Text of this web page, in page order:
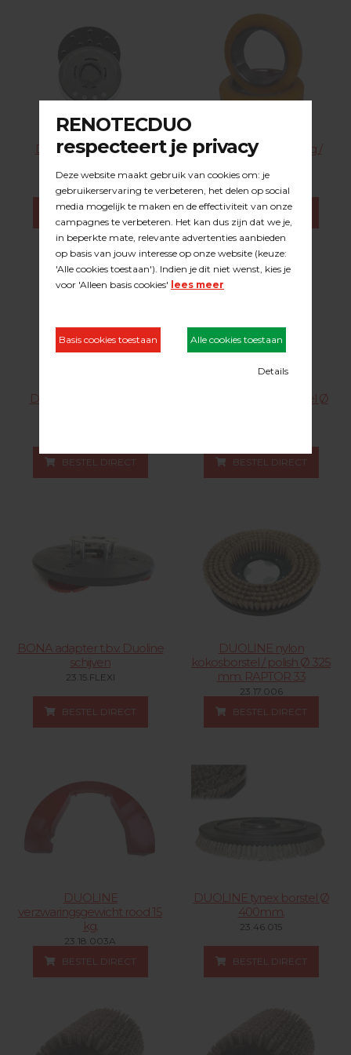
DUOLINE steunschijf
23.06.212
BESTEL DIRECT
DUOLINE aanslagring /
28.25.001
BESTEL DIRECT
DUOLINE aanslagring /
BESTEL DIRECT
DUOLINE boenborstel Ø
BESTEL DIRECT
BONA adapter t.b.v. Duoline
schijven
23.15.FLEXI
BESTEL DIRECT
DUOLINE nylon
kokosborstel / polish Ø 325
mm. RAPTOR 33
23.17.006
BESTEL DIRECT
DUOLINE
verzwaringsgewicht rood 15
kg.
23.18.003A
BESTEL DIRECT
DUOLINE tynex borstel Ø
400mm.
23.46.015
BESTEL DIRECT